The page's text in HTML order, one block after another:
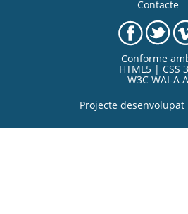
Contacte
Conforme
HTML5 | CSS
W3C WAI-A A
Projecte desenvolupat